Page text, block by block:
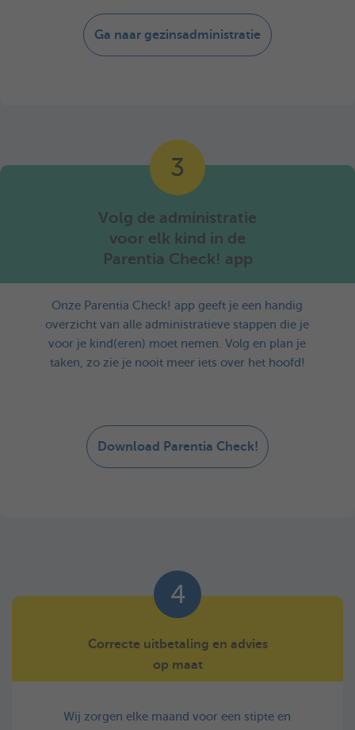
Ga naar gezinsadministratie
3
Volg de administratie
voor elk kind in de
Parentia Check! app
Onze Parentia Check! app geeft je een handig
overzicht van alle administratieve stappen die je
voor je kind(eren) moet nemen. Volg en plan je
taken, zo zie je nooit meer iets over het hoofd!
Download Parentia Check!
4
Correcte uitbetaling en advies
op maat
Wij zorgen elke maand voor een stipte en